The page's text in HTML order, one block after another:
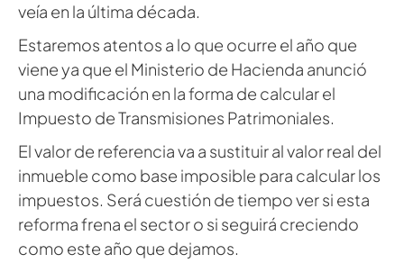
veía en la última década.
Estaremos atentos a lo que ocurre el año que
viene ya que el Ministerio de Hacienda anunció
una modificación en la forma de calcular el
Impuesto de Transmisiones Patrimoniales.
El valor de referencia va a sustituir al valor real del
inmueble como base imposible para calcular los
impuestos. Será cuestión de tiempo ver si esta
reforma frena el sector o si seguirá creciendo
como este año que dejamos.